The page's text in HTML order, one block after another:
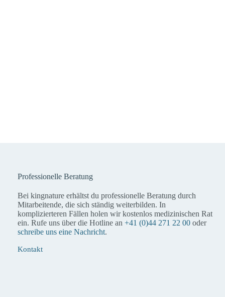
Professionelle Beratung
Bei kingnature erhältst du professionelle Beratung durch
Mitarbeitende, die sich ständig weiterbilden. In
komplizierteren Fällen holen wir kostenlos medizinischen Rat
ein. Rufe uns über die Hotline an +41 (0)44 271 22 00oder
schreibe uns eine Nachricht.
Kontakt